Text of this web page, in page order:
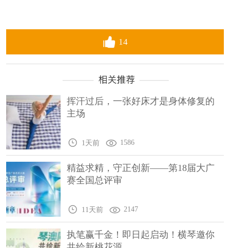
14
挥汗过后，一张好床才是身体修复的
主场
1天前 1586
精益求精，守正创新——第18届大广
赛全国总评审
11天前 2147
执笔赢千金！即日起启动！横琴邀你